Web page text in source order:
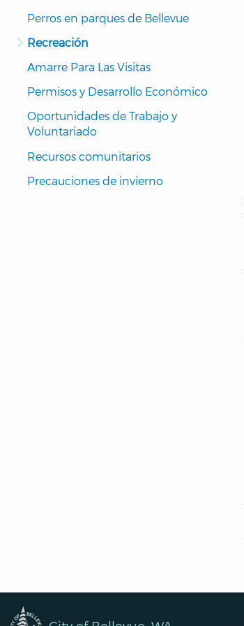
Pages
Navigation
Perros en parques de Bellevue
Recreación
Amarre Para Las Visitas
Permisos y Desarrollo Económico
Oportunidades de Trabajo y
Voluntariado
Recursos comunitarios
Precauciones de invierno